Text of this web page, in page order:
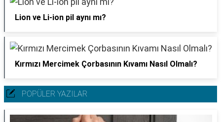
Lion ve Li-ion pil aynı mı?
Kırmızı Mercimek Çorbasının Kıvamı Nasıl Olmalı?
POPÜLER YAZILAR